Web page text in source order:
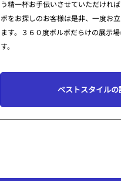
う精一杯お手伝いさせていただけれ
ボをお探しのお客様は是非、一度お
ます。３６０度ボルボだらけの展示
す。
ベストスタイルの